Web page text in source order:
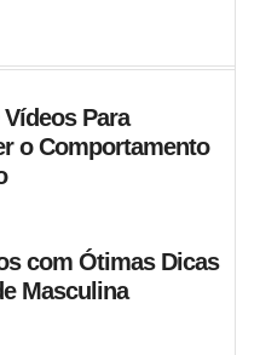
Para
o Comportamento
com Ótimas Dicas
Masculina